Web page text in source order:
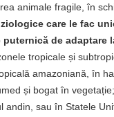
animale fragile, în
care le fac
puternică de adaptare
tropicale și
amazoniană, în
și bogat în
andin, sau în Statele